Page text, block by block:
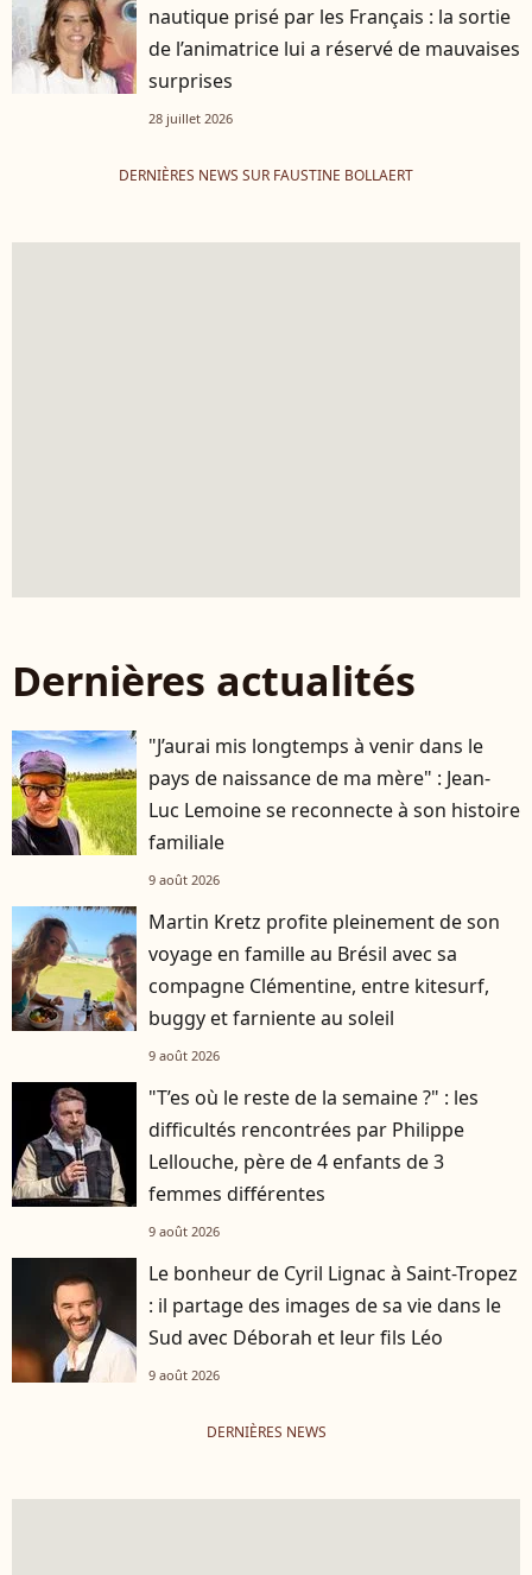
nautique prisé par les Français : la sortie
de l’animatrice lui a réservé de mauvaises
surprises
28 juillet 2026
DERNIÈRES NEWS SUR FAUSTINE BOLLAERT
Dernières actualités
"J’aurai mis longtemps à venir dans le
pays de naissance de ma mère" : Jean-
Luc Lemoine se reconnecte à son histoire
familiale
9 août 2026
Martin Kretz profite pleinement de son
voyage en famille au Brésil avec sa
compagne Clémentine, entre kitesurf,
buggy et farniente au soleil
9 août 2026
"T’es où le reste de la semaine ?" : les
difficultés rencontrées par Philippe
Lellouche, père de 4 enfants de 3
femmes différentes
9 août 2026
Le bonheur de Cyril Lignac à Saint-Tropez
: il partage des images de sa vie dans le
Sud avec Déborah et leur fils Léo
9 août 2026
DERNIÈRES NEWS